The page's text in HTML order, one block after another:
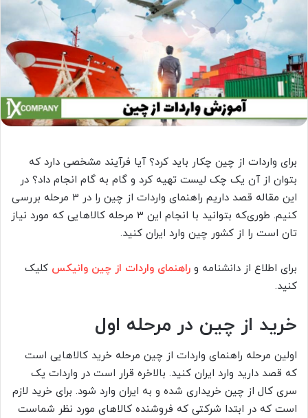
برای واردات از چین چکار باید کرد؟ آیا فرآیند مشخصی دارد که
بتوان از آن یک چک لیست تهیه کرد و گام به گام انجام داد؟ در
این مقاله قصد داریم راهنمای واردات از چین را در 3 مرحله بررسی
کنیم. طوری‌که بتوانید با انجام این 3 مرحله کالاهایی که مورد نیاز
تان است را از کشور چین وارد ایران کنید.
برای اطلاع از دانشنامه و راهنمای واردات از چین وانیکس کلیک
کنید.
خرید از چین در مرحله اول
اولین مرحله راهنمای واردات از چین مرحله خرید کالاهایی است
که قصد دارید وارد ایران کنید. بالاخره قرار است در واردات یک
سری کال از چین خریداری شده و به ایران وارد شود. برای خرید لازم
است که در ابتدا شرکتی که فروشنده کالاهای مورد نظر شماست